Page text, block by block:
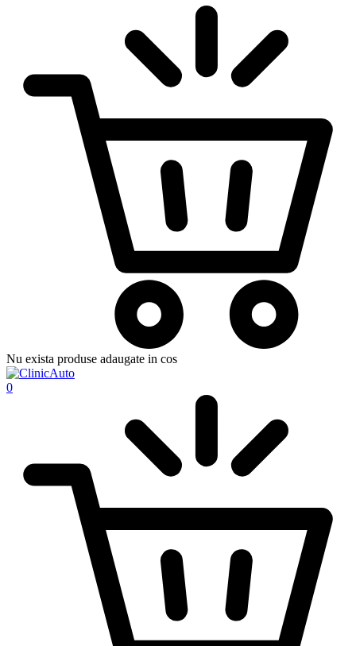
Nu exista produse adaugate in cos
0